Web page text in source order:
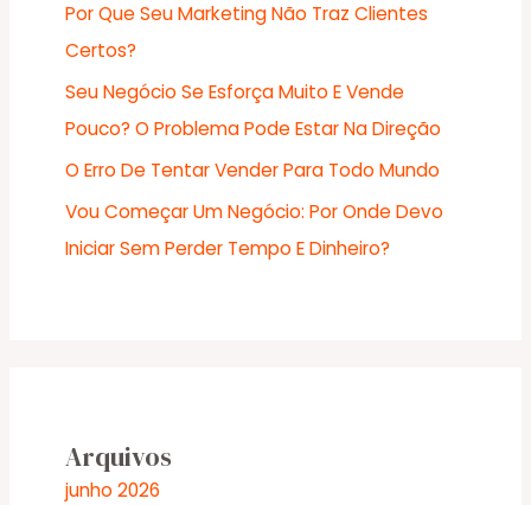
Por Que Seu Marketing Não Traz Clientes
Certos?
Seu Negócio Se Esforça Muito E Vende
Pouco? O Problema Pode Estar Na Direção
O Erro De Tentar Vender Para Todo Mundo
Vou Começar Um Negócio: Por Onde Devo
Iniciar Sem Perder Tempo E Dinheiro?
Arquivos
junho 2026